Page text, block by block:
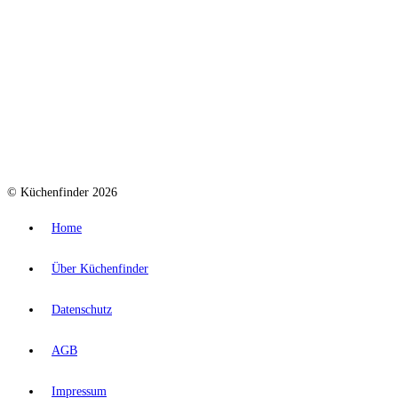
© Küchenfinder 2026
Home
Über Küchenfinder
Datenschutz
AGB
Impressum